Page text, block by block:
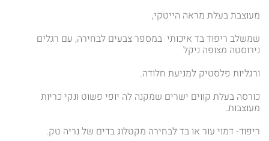
מעוצבת בעלת מראה הייטקי,
שמשלב ריפוד בד איכותי במספר צבעים לבחירה, עם רגלים
נירוסטה מצופה ניקל
ורגליות פלסטיק למניעת חלודה.
כורסה בעלת קווים ישרים שמקנה לה יופי פשוט ונקי כריות
מעוצבות.
ריפוד- דמוי עור או בד לבחירה מקטלוג בדים של נריה טק.